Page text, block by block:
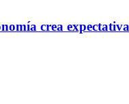
crea